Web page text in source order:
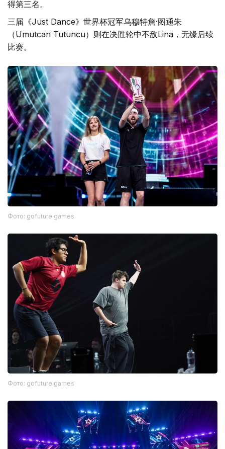
得第三名。
三届《Just Dance》世界杯冠军乌穆特詹·图通朱
（Umutcan Tutuncu）则在决胜轮中不敌Lina，无缘后续
比赛。
Фото: gofuture.games
Фото: gofuture.games